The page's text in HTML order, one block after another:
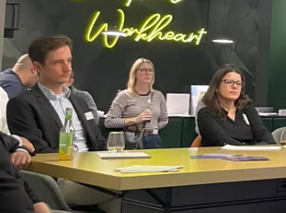
Über uns
Karriere
Magazin
Kontakt